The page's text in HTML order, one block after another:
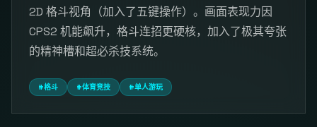
2D 格斗视角（加入了五键操作）。画面表现力因
CPS2 机能飙升，格斗连招更硬核，加入了极其夸张
的精神槽和超必杀技系统。
#格斗 #体育竞技 #单人游玩